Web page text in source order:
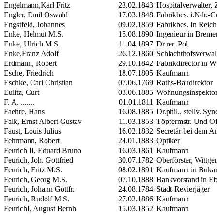
Engelmann,Karl Fritz
23.02.1843 Hospitalverwalter,
Engler, Emil Oswald
17.03.1848 Fabrikbes. i.Ndr.-
Engstfeld, Johannes
09.02.1859 Fabrikbes. In
Enke, Helmut M.S. 15.08.1890 Ingenieur in
Enke, Ulrich M.S. 11.04.1897 Dr.rer. Pol.
Enke,Franz Adolf
26.12.1860
Erdmann, Robert
29.10.1842 Fabrikdirector in
Esche, Friedrich
18.07.1805 Kaufmann
Eschke, Carl Christian
07.06.1769 Raths-Baudirektor
Eulitz, Curt
03.06.1885 Wohnungsinspektor
F. A. .......
01.01.1811 Kaufmann
Faehre, Hans
16.08.1885 Dr.phil., stellv.
Falk, Ernst Albert Gustav
11.03.1853 Töpfermstr. Und
Faust, Louis Julius
16.02.1832 Secretär bei dem
Fehrmann, Robert
24.01.1883 Optiker
Feurich II, Eduard Bruno 16.03.1861 Kaufmann
Feurich, Joh. Gottfried 30.07.1782 Oberförster,
Feurich, Fritz M.S. 08.02.1891 Kaufmann in
Feurich, Georg M.S. 07.10.1888 Bankvorstand in
Feurich, Johann Gottfr.
24.08.1784 Stadt-Revierjäger
Feurich, Rudolf M.S. 27.02.1886 Kaufmann
FeurichI, August Bernh. 15.03.1852 Kaufmann